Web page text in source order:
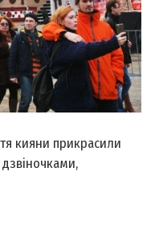
кияни прикрасили